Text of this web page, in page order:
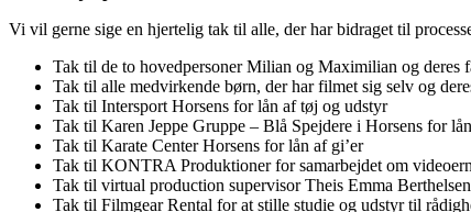
Vi vil gerne sige en hjertelig tak til alle, der har bidraget til
Tak til de to hovedpersoner Milian og Maximilian og deres
Tak til alle medvirkende børn, der har filmet sig selv og
Tak til Intersport Horsens for lån af tøj og udstyr
Tak til Karen Jeppe Gruppe – Blå Spejdere i Horsens for
Tak til Karate Center Horsens for lån af gi’er
Tak til KONTRA Produktionerfor samarbejdet om
Tak til virtual production supervisor Theis Emma
Tak til Filmgear Rental for at stille studie og udstyr til